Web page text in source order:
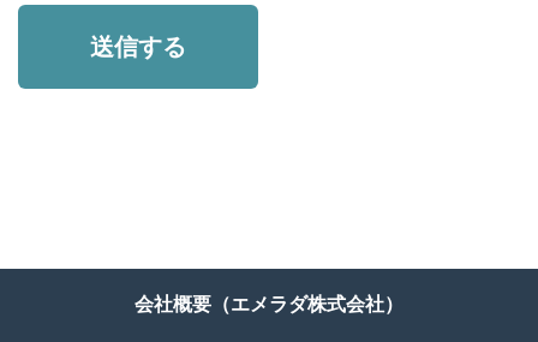
送信する
会社概要（エメラダ株式会社）